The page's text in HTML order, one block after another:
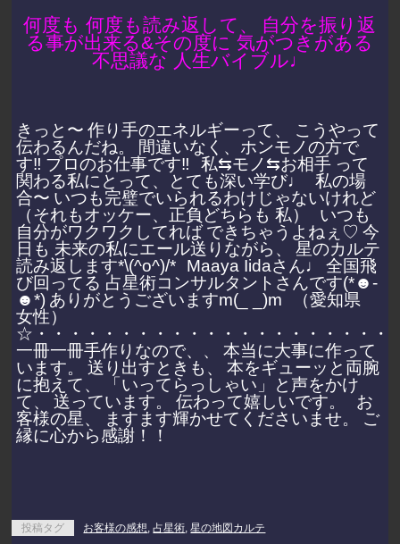
何度も 何度も読み返して、
自分を振り返
る事が出来る&その度に 気がつきがある
不思議な 人生バイブル♩
きっと〜 作り手のエネルギーって、
こうやって
伝わるんだね。
間違いなく、ホンモノの方で
す‼︎ プロのお仕事です‼︎ 私⇆モノ⇆お相手 って
関わる私にとって、とても深い学び♩
私の場
合〜 いつも完璧でいられるわけじゃないけれど
（それもオッケー、正負どちらも 私）
いつも
自分がワクワクしてれば できちゃうよねぇ♡ 今
日も 未来の私にエール送りながら、
星のカルテ
読み返します*\(^o^)/*
Maaya Iidaさん♩
全国飛
び回ってる 占星術コンサルタントさんです(*☻-
☻*) ありがとうございますm(_ _)m
（愛知県
女性）
☆・・・・・・・・・・・・・・・・・・・・・
一冊一冊手作りなので、、
本当に大事に作って
います。
送り出すときも、
本をギューッと両腕
に抱えて、
「いってらっしゃい」と声をかけ
て、
送っています。 伝わって嬉しいです。
お
客様の星、
ますます輝かせてくださいませ。
ご
縁に心から感謝！！
投稿タグ お客様の感想 ,占星術 ,星の地図カルテ